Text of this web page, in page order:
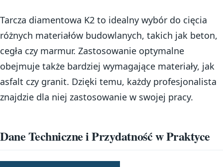
Tarcza diamentowa K2 to idealny wybór do cięcia
różnych materiałów budowlanych, takich jak beton,
cegła czy marmur. Zastosowanie optymalne
obejmuje także bardziej wymagające materiały, jak
asfalt czy granit. Dzięki temu, każdy profesjonalista
znajdzie dla niej zastosowanie w swojej pracy.
Dane Techniczne i Przydatność w Praktyce